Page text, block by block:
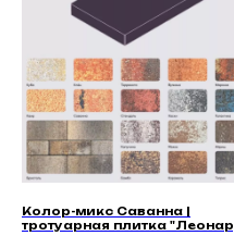
Колор-микс Саванна |
тротуарная плитка